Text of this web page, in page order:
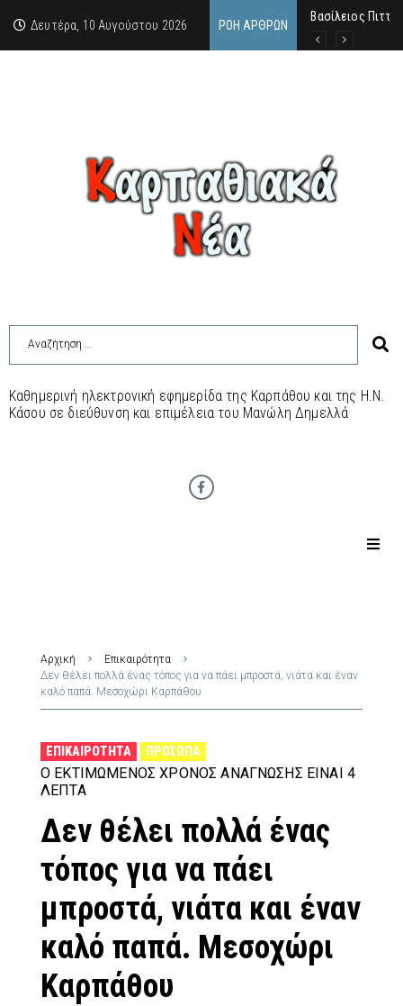
Δευτέρα, 10 Αυγούστου 2026 ΡΟΉ ΆΡΘΡΩΝ
Σαν σήμερ
Μανόλης Μελάς:
Καθημερινή ηλεκτρονική εφημερίδα της Καρπάθου και της Η.Ν.
Κάσου σε διεύθυνση και επιμέλεια του Μανώλη Δημελλά
Αρχική
Επικαιρότητα
Δεν θέλει πολλά ένας τόπος για να πάει μπροστά, νιάτα και έναν
καλό παπά. Μεσοχώρι Καρπάθου
ΕΠΙΚΑΙΡΌΤΗΤΑ ΠΡΌΣΩΠΑ
Ο ΕΚΤΙΜΏΜΕΝΟΣ ΧΡΌΝΟΣ ΑΝΆΓΝΩΣΗΣ ΕΊΝΑΙ 4
ΛΕΠΤΆ
Δεν θέλει πολλά ένας
τόπος για να πάει
μπροστά, νιάτα και έναν
καλό παπά. Μεσοχώρι
Καρπάθου